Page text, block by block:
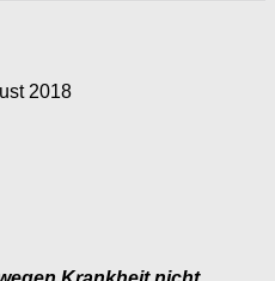
2018